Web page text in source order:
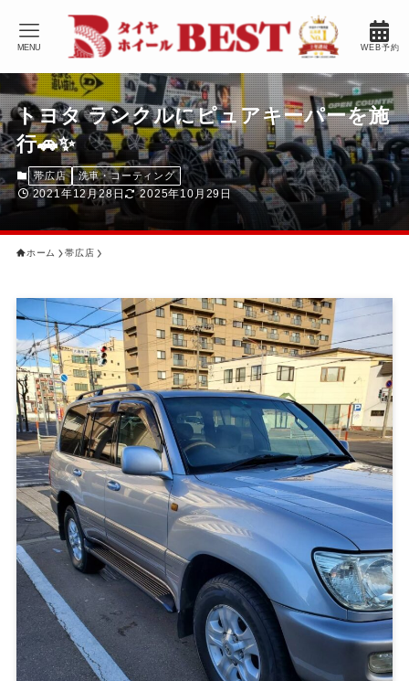
WEB予約
MENU
トヨタ ランクルにピュアキーパーを施
行🚗✨
帯広店 洗車・コーティング
2021年12月28日 2025年10月29日
ホーム 帯広店